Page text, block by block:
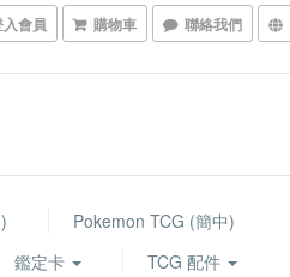
會員 購物車 聯絡我們
Pokemon TCG (簡中)
鑑定卡
TCG 配件